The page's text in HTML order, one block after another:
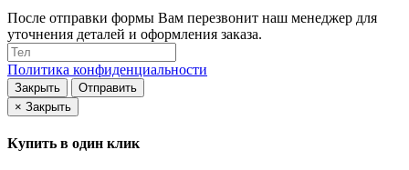
После отправки формы Вам перезвонит наш менеджер для
уточнения деталей и оформления заказа.
Политика конфиденциальности
Закрыть
Отправить
× Закрыть
Купить в один клик